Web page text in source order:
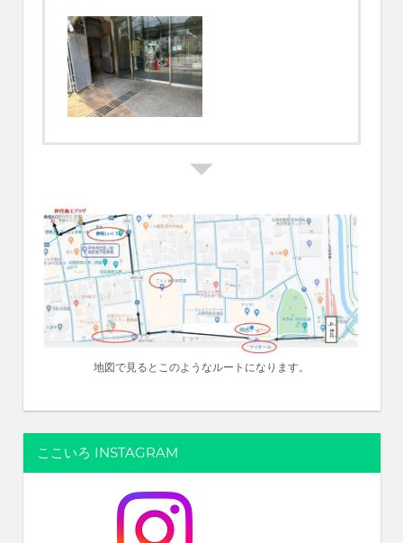
地図で見るとこのようなルートになります。
ここいろ INSTAGRAM